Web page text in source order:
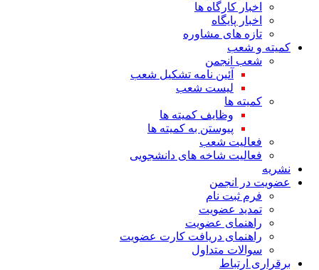
اخبار کارگاه ها
اخبار پایگاه
تازه های مشاوره
کمیته و شعب
شعب انجمن
آئین نامه تشکیل شعب
لیست شعب
کمیته ها
وظایف کمیته ها
پیوستن به کمیته ها
فعالیت شعب
فعالیت شاخه های دانشجویی
نشریه
عضویت در انجمن
فرم ثبت نام
تمدید عضویت
راهنمای عضویت
راهنمای دریافت کارت عضویت
سوالات متداول
برقراری ارتباط